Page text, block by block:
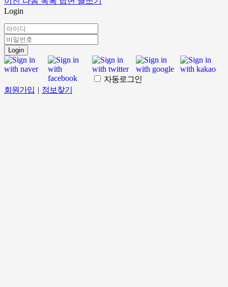
Login
Login
자동로그인
회원가입 | 정보찾기